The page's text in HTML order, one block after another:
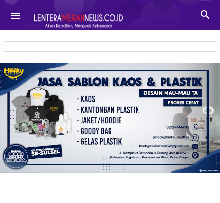
-->
 